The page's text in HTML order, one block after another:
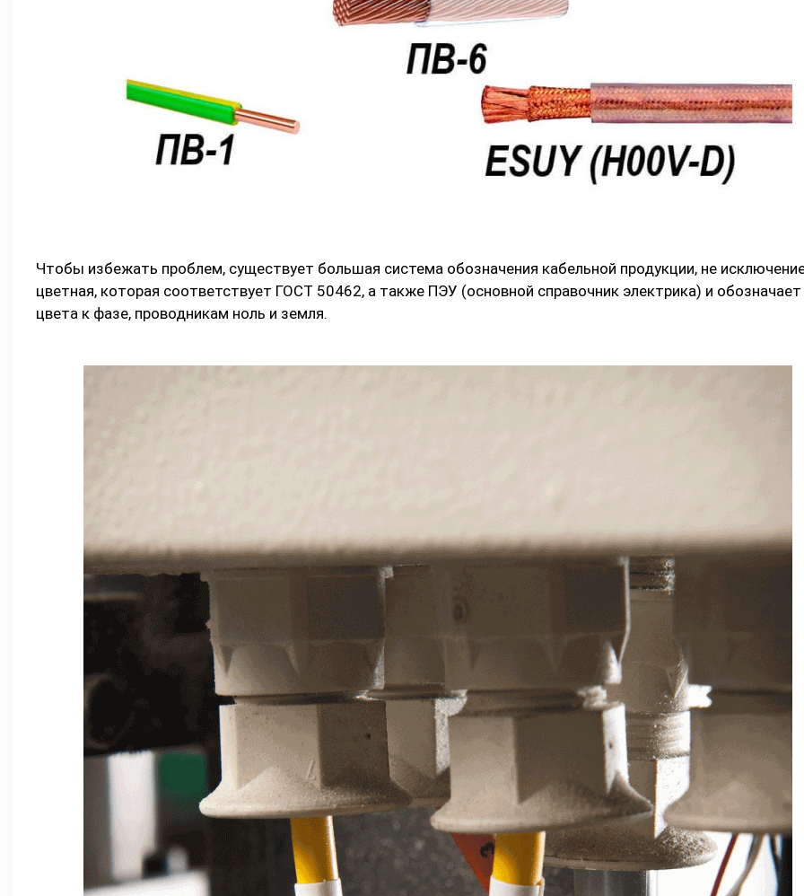
Чтобы избежать проблем, существует большая система обозначения кабельной продукции, не
цветная, которая соответствует ГОСТ 50462, а также ПЭУ (основной справочник электрика) и обозначает
цвета к фазе, проводникам ноль и земля.